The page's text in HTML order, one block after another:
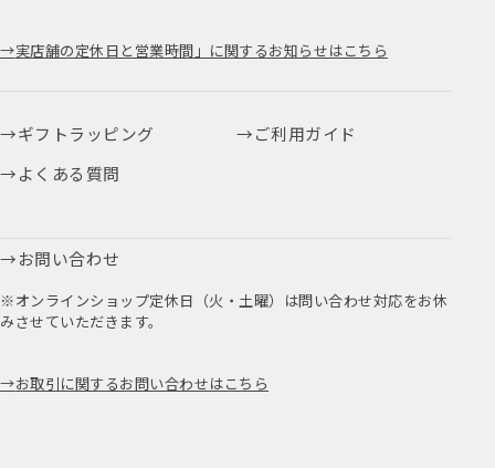
実店舗の定休日と営業時間」に関するお知らせはこちら
ギフトラッピング
ご利用ガイド
よくある質問
お問い合わせ
※オンラインショップ定休日（火・土曜）は問い合わせ対応をお休
みさせていただきます。
お取引に関するお問い合わせはこちら